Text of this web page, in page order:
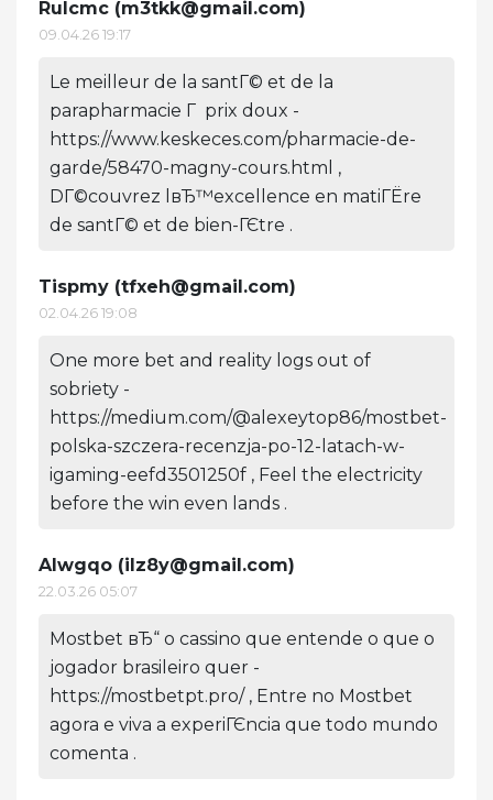
Rulcmc (m3tkk@gmail.com)
09.04.26 19:17
Le meilleur de la santГ© et de la
parapharmacie Г prix doux -
https://www.keskeces.com/pharmacie-de-
garde/58470-magny-cours.html ,
DГ©couvrez lвЂ™excellence en matiГЁre
de santГ© et de bien-ГЄtre .
Tispmy (tfxeh@gmail.com)
02.04.26 19:08
One more bet and reality logs out of
sobriety -
https://medium.com/@alexeytop86/mostbet-
polska-szczera-recenzja-po-12-latach-w-
igaming-eefd3501250f , Feel the electricity
before the win even lands .
Alwgqo (ilz8y@gmail.com)
22.03.26 05:07
Mostbet вЂ“ o cassino que entende o que o
jogador brasileiro quer -
https://mostbetpt.pro/ , Entre no Mostbet
agora e viva a experiГЄncia que todo mundo
comenta .